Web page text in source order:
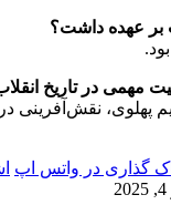
بود.
پهلوی،
گذاری در واتس اپ